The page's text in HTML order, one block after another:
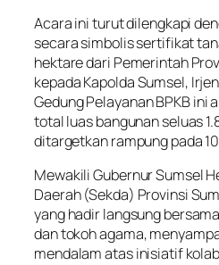
Acara ini turut dilengkapi
secara simbolis sertifikat
hektare dari Pemerintah
kepada Kapolda Sumsel,
Gedung Pelayanan BPKB ini
total luas bangunan seluas
ditargetkan rampung pada
Mewakili Gubernur Sumsel
Daerah (Sekda) Provinsi
yang hadir langsung
dan tokoh agama,
mendalam atas inisiatif